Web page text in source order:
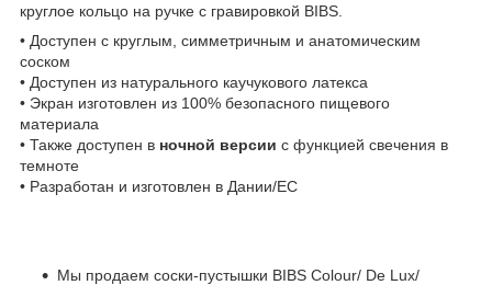
круглое кольцо на ручке с гравировкой BIBS.
• Доступен с круглым, симметричным и анатомическим
соском
• Доступен из натурального каучукового латекса
• Экран изготовлен из 100% безопасного пищевого
материала
• Также доступен в ночной версии с функцией свечения в
темноте
• Разработан и изготовлен в Дании/ЕС
Мы продаем соски-пустышки BIBS Colour/ De Lux/